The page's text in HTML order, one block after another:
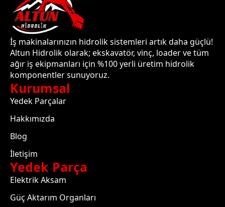
İş makinalarınızın hidrolik sistemleri artık daha güçlü!
Altun Hidrolik olarak; ekskavatör, vinç, loader ve tüm
ağır iş ekipmanları için %100 yerli üretim hidrolik
komponentler sunuyoruz.
Kurumsal
Yedek Parçalar
Hakkımızda
Blog
İletişim
Yedek Parça
Elektrik Aksam
Güç Aktarım Organları